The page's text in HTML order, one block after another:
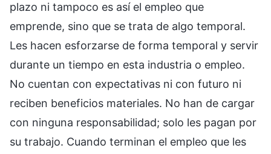
plazo ni tampoco es así el empleo que
emprende, sino que se trata de algo temporal.
Les hacen esforzarse de forma temporal y servir
durante un tiempo en esta industria o empleo.
No cuentan con expectativas ni con futuro ni
reciben beneficios materiales. No han de cargar
con ninguna responsabilidad; solo les pagan por
su trabajo. Cuando terminan el empleo que les